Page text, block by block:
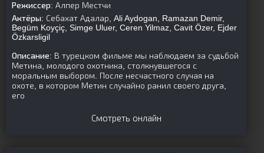
Режиссер: Алпер Местчи
Актёры: Себахат Адалар, Ali Aydogan, Ramazan Demir,
Begüm Koyçiç, Simge Uluer, Ceren Yilmaz, Cavit Özer, Ejder
Özkarsligil
Описание: В турецком фильме мы наблюдаем за судьбой
Метина, молодого охотника, столкнувшегося с
моральным выбором. После несчастного случая на
охоте, в котором Метин случайно ранил своего друга,
его
Смотреть онлайн